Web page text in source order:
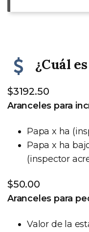
¿Cuál
$3192.50
Aranceles para
Papa x ha
Papa x ha
(inspector
$50.00
Aranceles para
Valor de la